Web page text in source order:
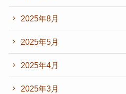
2025年8月
2025年5月
2025年4月
2025年3月